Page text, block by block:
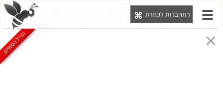
התחברות לכוורת
הבהרה: בי.דילז הינה פלטפורמה חברתית פתוחה והתכנים המתפרסמים בה הינם מטעם הגולשים.הדיל הסתיים